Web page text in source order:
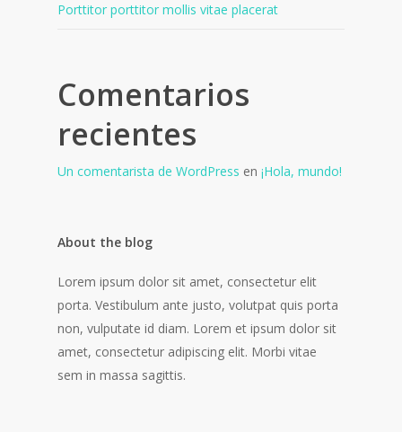
Porttitor porttitor mollis vitae placerat
Comentarios
recientes
Un comentarista de WordPress en ¡Hola, mundo!
About the blog
Lorem ipsum dolor sit amet, consectetur elit
porta. Vestibulum ante justo, volutpat quis porta
non, vulputate id diam. Lorem et ipsum dolor sit
amet, consectetur adipiscing elit. Morbi vitae
sem in massa sagittis.